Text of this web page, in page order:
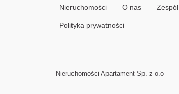
Nieruchomości O nas Zespół
Polityka prywatności
Nieruchomości Apartament Sp. z o.o